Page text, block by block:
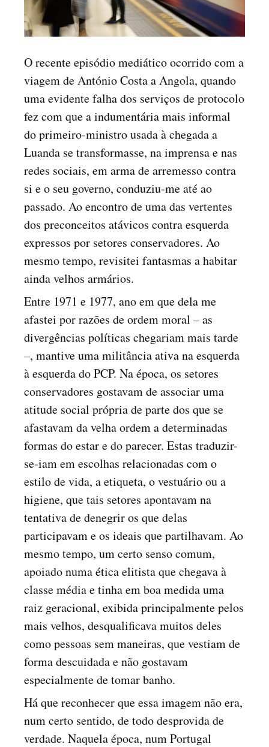
O recente episódio mediático ocorrido com a
viagem de António Costa a Angola, quando
uma evidente falha dos serviços de protocolo
fez com que a indumentária mais informal
do primeiro-ministro usada à chegada a
Luanda se transformasse, na imprensa e nas
redes sociais, em arma de arremesso contra
si e o seu governo, conduziu-me até ao
passado. Ao encontro de uma das vertentes
dos preconceitos atávicos contra esquerda
expressos por setores conservadores. Ao
mesmo tempo, revisitei fantasmas a habitar
ainda velhos armários.
Entre 1971 e 1977, ano em que dela me
afastei por razões de ordem moral – as
divergências políticas chegariam mais tarde
–, mantive uma militância ativa na esquerda
à esquerda do PCP. Na época, os setores
conservadores gostavam de associar uma
atitude social própria de parte dos que se
afastavam da velha ordem a determinadas
formas do estar e do parecer. Estas traduzir-
se-iam em escolhas relacionadas com o
estilo de vida, a etiqueta, o vestuário ou a
higiene, que tais setores apontavam na
tentativa de denegrir os que delas
participavam e os ideais que partilhavam. Ao
mesmo tempo, um certo senso comum,
apoiado numa ética elitista que chegava à
classe média e tinha em boa medida uma
raiz geracional, exibida principalmente pelos
mais velhos, desqualificava muitos deles
como pessoas sem maneiras, que vestiam de
forma descuidada e não gostavam
especialmente de tomar banho.
Há que reconhecer que essa imagem não era,
num certo sentido, de todo desprovida de
verdade. Naquela época, num Portugal